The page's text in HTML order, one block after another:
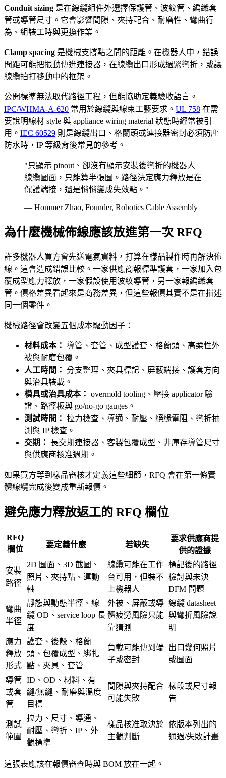
Conduit sizing 是在線纜組件外選擇保護管、波紋管、編織套
管或導管尺寸。它會影響間隙、夾持配合、耐磨性、彎曲行
為、組裝工時與更換作業。
Clamp spacing 是機械支撐點之間的距離。在機器人中，錯誤
間距可能把振動傳進連接器，在線纜出口形成過緊彎折，或讓
線纜拍打移動中的框架。
公開標準無法取代路徑工程，但能協助定義驗收語言。
IPC/WHMA-A-620 常用於線纜與線束工藝要求。 UL 758 在需
要說明線材 style 與 appliance wiring material 狀態時經常被引
用。 IEC 60529 則是線纜出口、格蘭頭或連接器密封必須防塵
防水時，IP 等級背後常見的參考。
"只顯示 pinout、卻沒有顯示安裝後彎折的機器人
線纜圖面，只能算半張圖。路徑決定應力釋放是在
保護端接，還是悄悄變成失效點。"
— Hommer Zhao, Founder, Robotics Cable Assembly
為什麼機械佈線應該放進第一次 RFQ
許多機器人買方會先送電氣資料，打算在樣品製作時再解決佈
線。這會造成錯誤比較。一家供應商報標準護套，一家加入包
覆成型應力釋放，一家假設使用波紋導管，另一家報編織套
管。價格差異看起來是商務差異，但這些報價其實不是在描述
同一個零件。
機械路徑會改變五個成本驅動因子：
材料成本： 導管、套管、成型護套、格蘭頭、高柔性外
被與耐磨包覆。
人工時間： 分支整理、夾具標記、屏蔽端接、護套方向
與治具裝載。
模具或治具成本： overmold tooling、壓接 applicator 驗
證、路徑板與 go/no-go gauges。
測試時間： 拉力檢查、導通、耐壓、絕緣電阻、彎折抽
測與 IP 檢查。
交期： 長交期連接器、客製包覆成型、非庫存導管尺寸
與供應商核准週期。
如果買方等到樣品審核才定義這些細節，RFQ 會在第一條實
體線纜完成後變成重新報價。
避免應力釋放返工的 RFQ 欄位
RFQ
欄位
要定義什麼 若缺失
要求供應商提
供的證據
安裝
路徑
2D 圖面、3D 截圖、
照片、夾持點、運動
軸
線纜可能在工作
台可用，但裝不
上機器人
標記後的路徑
檢討與未決
DFM 問題
彎曲
半徑
靜態與動態半徑、線
纜 OD、service loop 長
度
外被、屏蔽或導
體疲勞風險只能
靠猜測
線纜 datasheet
與彎折風險說
明
應力
釋放
形式
護套、後殼、格蘭
頭、包覆成型、綁扎
點、夾具、套管
負載可能傳到端
子或密封
出口幾何照片
或圖面
導管
或套
管
ID、OD、材料、有
縫/無縫、耐磨與溫度
目標
間隙與夾持配合
可能失敗
樣段或尺寸報
告
測試
範圍
拉力、尺寸、導通、
耐壓、彎折、IP、外
觀標準
樣品核准取決於
主觀判斷
依版本列出的
通過/失敗計畫
這張表應該在報價審查時與 BOM 放在一起。